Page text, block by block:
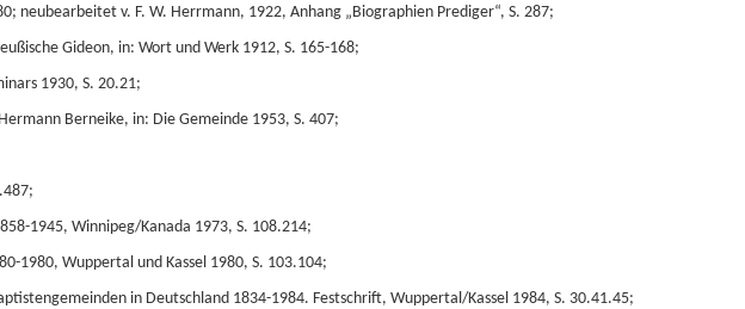
neubearbeitet v. F. W. Herrmann, 1922, Anhang „Biographien Prediger“, S. 287;
Gideon, in: Wort und Werk 1912, S. 165-168;
1930, S. 20.21;
Berneike, in: Die Gemeinde 1953, S. 407;
1945, Winnipeg/Kanada 1973, S. 108.214;
1980, Wuppertal und Kassel 1980, S. 103.104;
in Deutschland 1834-1984. Festschrift, Wuppertal/Kassel 1984, S. 30.41.45;